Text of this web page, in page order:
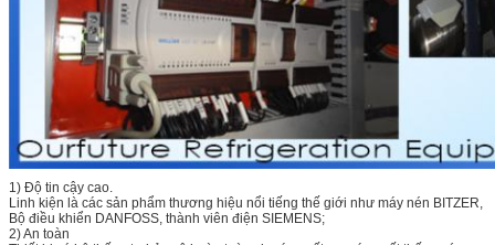
1) Độ tin cậy cao.
Linh kiện là các sản phẩm thương hiệu nổi tiếng thế giới như máy nén BITZER,
Bộ điều khiển DANFOSS, thành viên điện SIEMENS;
2) An toàn